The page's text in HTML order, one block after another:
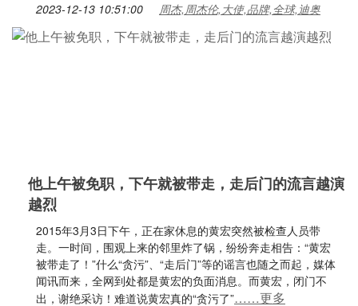
2023-12-13 10:51:00 周杰,周杰伦,大使,品牌,全球,迪奥
他上午被免职，下午就被带走，走后门的流言越演
越烈
2015年3月3日下午，正在家休息的黄宏突然被检查人员带
走。一时间，围观上来的邻里炸了锅，纷纷奔走相告：“黄宏
被带走了！”什么“贪污”、“走后门”等的谣言也随之而起，媒体
闻讯而来，全网到处都是黄宏的负面消息。而黄宏，闭门不
出，谢绝采访！难道说黄宏真的“贪污了”……更多